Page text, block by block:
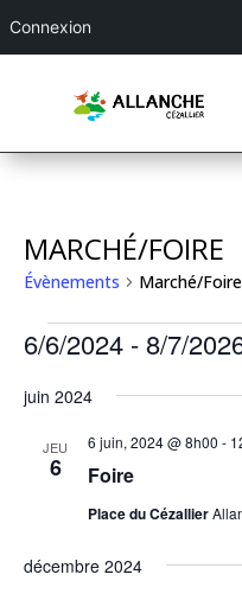
MARCHÉ/FOIRE
Évènements Marché/Foire
ÉVÈNEMENTS
6/6/2024 - 8/7/
une
juin 2024
JEU
6 Foire
6 juin, 2024 @ 8h00 -
Place du Cézallier
décembre 2024
Connexion